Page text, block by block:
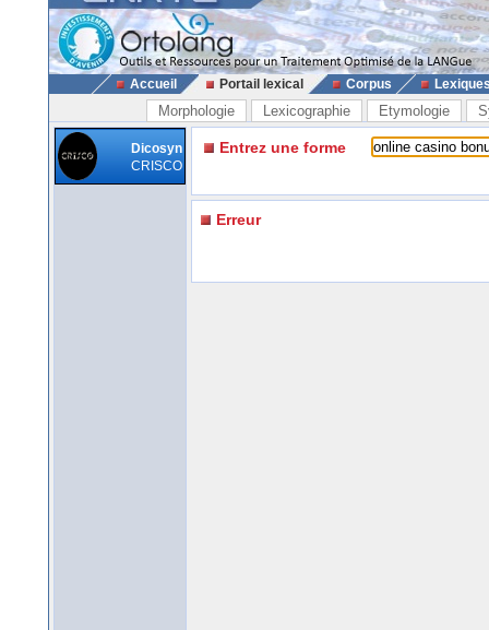
Accueil Portail lexical Corpus
Morphologie Lexicographie Etymologie
Dicosyn
CRISCO
Entrez une forme
Erreur